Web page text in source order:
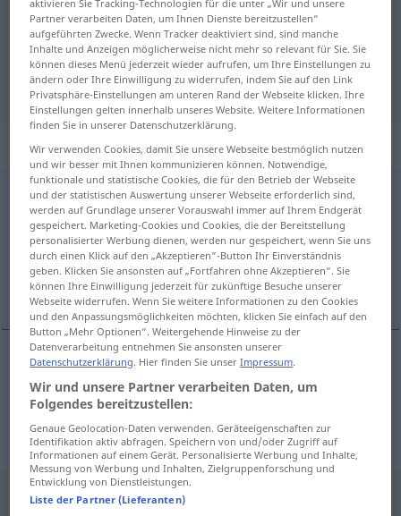
"immatrykulacja"
"immatrykulacja" Deutsch
Übersetzung
„immatrykulacja“: rodzaj żeński
immatrykulacjaf <-i;-e>
Übersicht aller Übersetzungen
(Für mehr Details die Übersetzung anklicken/antippen)
Immatrikulation, Einschreibung
Immatrikulationf immatrykulacja
Einschreibungf immatrykulacja
Partner verarbeiten Daten, um Ihnen Dienste bereitzustellen“
aufgeführten Zwecke. Wenn Tracker deaktiviert sind, sind manche
Inhalte und Anzeigen möglicherweise nicht mehr so relevant für Sie. Sie
können dieses Menü jederzeit wieder aufrufen, um Ihre Einstellungen zu
ändern oder Ihre Einwilligung zu widerrufen, indem Sie auf den Link
Privatsphäre-Einstellungen am unteren Rand der Webseite klicken. Ihre
Einstellungen gelten innerhalb unseres Website. Weitere Informationen
finden Sie in unserer Datenschutzerklärung.
Wir verwenden Cookies, damit Sie unsere Webseite bestmöglich nutzen
und wir besser mit Ihnen kommunizieren können. Notwendige,
funktionale und statistische Cookies, die für den Betrieb der Webseite
und der statistischen Auswertung unserer Webseite erforderlich sind,
werden auf Grundlage unserer Vorauswahl immer auf Ihrem Endgerät
gespeichert. Marketing-Cookies und Cookies, die der Bereitstellung
personalisierter Werbung dienen, werden nur gespeichert, wenn Sie uns
durch einen Klick auf den „Akzeptieren“-Button Ihr Einverständnis
geben. Klicken Sie ansonsten auf „Fortfahren ohne Akzeptieren“. Sie
können Ihre Einwilligung jederzeit für zukünftige Besuche unserer
Webseite widerrufen. Wenn Sie weitere Informationen zu den Cookies
und den Anpassungsmöglichkeiten möchten, klicken Sie einfach auf den
Button „Mehr Optionen“. Weitergehende Hinweise zu der
Datenverarbeitung entnehmen Sie ansonsten unserer
Datenschutzerklärung. Hier finden Sie unserImpressum.
Wir und unsere Partner verarbeiten Daten, um
Folgendes bereitzustellen:
Genaue Geolocation-Daten verwenden. Geräteeigenschaften zur
Identifikation aktiv abfragen. Speichern von und/oder Zugriff auf
Informationen auf einem Gerät. Personalisierte Werbung und Inhalte,
Messung von Werbung und Inhalten, Zielgruppenforschung und
Entwicklung von Dienstleistungen.
Liste der Partner (Lieferanten)